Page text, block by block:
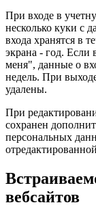
При входе в
несколько куки с
входа хранятся в
экрана - год. Если
меня", данные о
недель. При
удалены.
При
сохранен
персональных
вебсайтов